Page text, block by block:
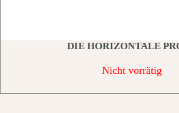
DIE HORIZONTALE
Nicht vorrätig